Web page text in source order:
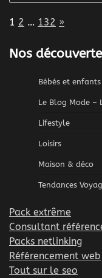
Page:
1 2 … 132 Next
»
Nos
Bébés et enfants
Le Blog Mode –
Lifestyle
Loisirs
Maison & déco
Tendances
Pack extrême
Consultant
Packs netlinking
Référencement web
Tout sur le seo